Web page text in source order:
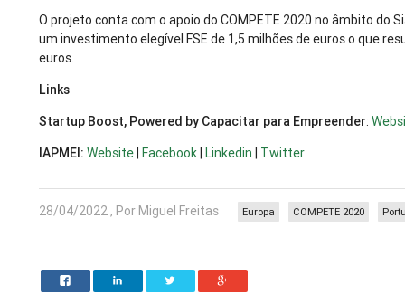
O projeto conta com o apoio do COMPETE 2020 no âmbito do
um investimento elegível FSE de 1,5 milhões de euros o que
euros.
Links
Startup Boost, Powered by Capacitar para Empreender:
IAPMEI:Website Facebook Linkedin Twitter
28/04/2022 , Por Miguel Freitas COMPETE 2020
Europa